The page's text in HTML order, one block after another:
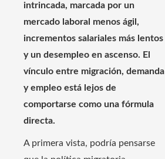
intrincada, marcada por un
mercado laboral menos ágil,
incrementos salariales más lentos
y un desempleo en ascenso. El
vínculo entre migración, demanda
y empleo está lejos de
comportarse como una fórmula
directa.
A primera vista, podría pensarse